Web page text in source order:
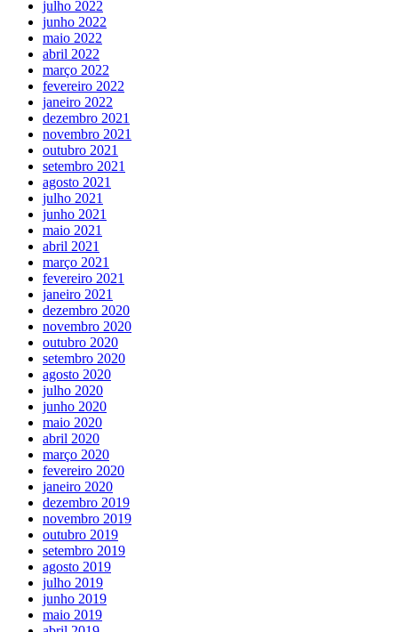
julho 2022
junho 2022
maio 2022
abril 2022
março 2022
fevereiro 2022
janeiro 2022
dezembro 2021
novembro 2021
outubro 2021
setembro 2021
agosto 2021
julho 2021
junho 2021
maio 2021
abril 2021
março 2021
fevereiro 2021
janeiro 2021
dezembro 2020
novembro 2020
outubro 2020
setembro 2020
agosto 2020
julho 2020
junho 2020
maio 2020
abril 2020
março 2020
fevereiro 2020
janeiro 2020
dezembro 2019
novembro 2019
outubro 2019
setembro 2019
agosto 2019
julho 2019
junho 2019
maio 2019